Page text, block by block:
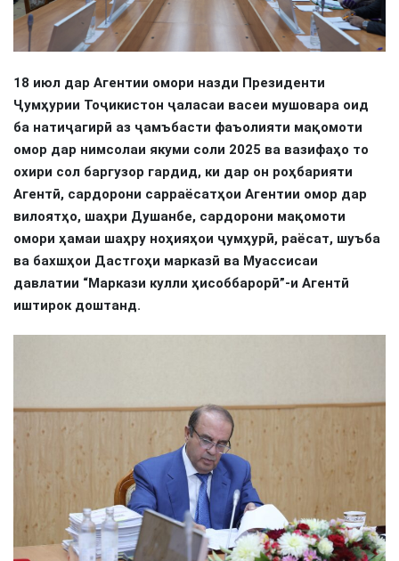
18 июл дар Агентии омори назди Президенти
Ҷумҳурии Тоҷикистон ҷаласаи васеи мушовара оид
ба натиҷагирӣ аз ҷамъбасти фаъолияти мақомоти
омор дар нимсолаи якуми соли 2025 ва вазифаҳо то
охири сол баргузор гардид, ки дар он роҳбарияти
Агентӣ, сардорони сарраёсатҳои Агентии омор дар
вилоятҳо, шаҳри Душанбе, сардорони мақомоти
омори ҳамаи шаҳру ноҳияҳои ҷумҳурӣ, раёсат, шуъба
ва бахшҳои Дастгоҳи марказӣ ва Муассисаи
давлатии “Маркази кулли ҳисоббарорӣ”-и Агентӣ
иштирок доштанд.